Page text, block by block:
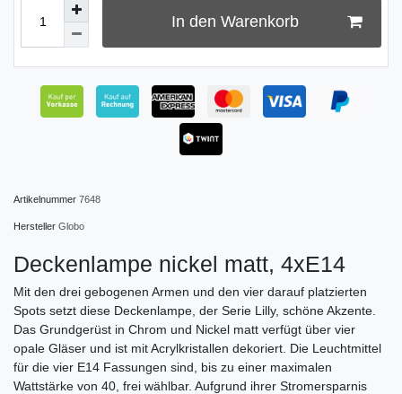
In den Warenkorb
Artikelnummer 7648
Hersteller Globo
Deckenlampe nickel matt, 4xE14
Mit den drei gebogenen Armen und den vier darauf platzierten
Spots setzt diese Deckenlampe, der Serie Lilly, schöne Akzente.
Das Grundgerüst in Chrom und Nickel matt verfügt über vier
opale Gläser und ist mit Acrylkristallen dekoriert. Die Leuchtmittel
für die vier E14 Fassungen sind, bis zu einer maximalen
Wattstärke von 40, frei wählbar. Aufgrund ihrer Stromersparnis